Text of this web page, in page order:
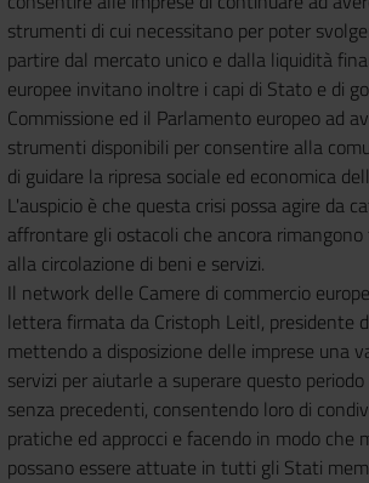
strumenti di cui necessitano per poter
partire dal mercato unico e dalla liquidità
europee invitano inoltre i capi di Stato e di
Commissione ed il Parlamento europeo ad
strumenti disponibili per consentire alla
di guidare la ripresa sociale ed economica
L'auspicio è che questa crisi possa agire da
affrontare gli ostacoli che ancora
alla circolazione di beni e servizi.
Il network delle Camere di commercio
lettera firmata da Cristoph Leitl, presidente
mettendo a disposizione delle imprese una
servizi per aiutarle a superare questo
senza precedenti, consentendo loro di
pratiche ed approcci e facendo in modo che
possano essere attuate in tutti gli Stati